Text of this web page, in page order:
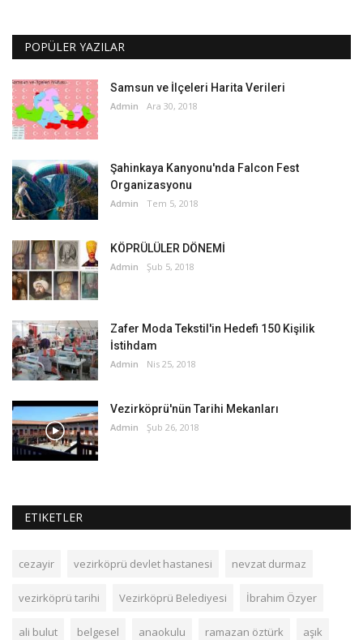
POPÜLER YAZILAR
Samsun ve İlçeleri Harita Verileri
Admin Ara 30, 2018
Şahinkaya Kanyonu'nda Falcon Fest
Organizasyonu
Admin Tem 5, 2018
KÖPRÜLÜLER DÖNEMİ
Admin Şub 5, 2018
Zafer Moda Tekstil'in Hedefi 150 Kişilik
İstihdam
Admin Nis 25, 2018
Vezirköprü'nün Tarihi Mekanları
Admin Şub 26, 2018
ETIKETLER
cezayir vezirköprü devlet hastanesi nevzat durmaz
vezirköprü tarihi Vezirköprü Belediyesi İbrahim Özyer
ali bulut belgesel anaokulu ramazan öztürk aşık